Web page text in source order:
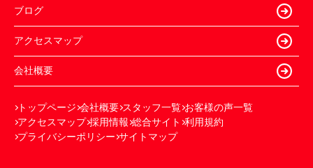
ブログ
アクセスマップ
会社概要
トップページ 会社概要 スタッフ一覧 お客様の声一覧
アクセスマップ 採用情報 総合サイト 利用規約
プライバシーポリシー サイトマップ